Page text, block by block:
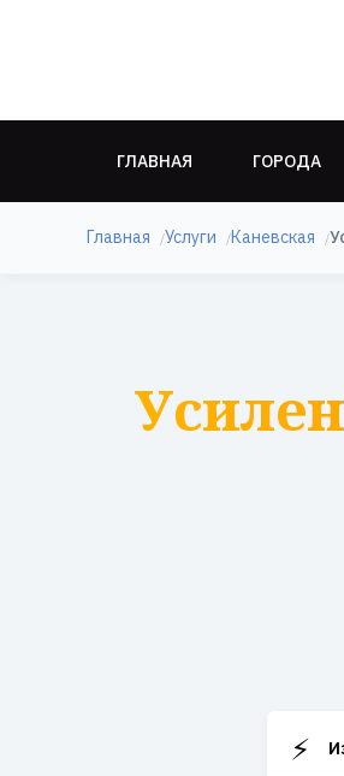
ГЛАВНАЯ ГОРОДА
Главная Услуги Каневская
⚡